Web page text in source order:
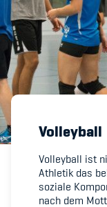
Events
Member's
Fairplay
Volleyball
Volleyball ist
Athletik das
soziale
nach dem